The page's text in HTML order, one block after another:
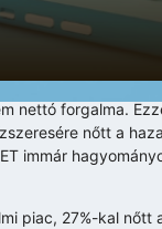
nettó forgalma.
nőtt a
immár
piac, 27%-kal